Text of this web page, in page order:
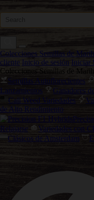
Colecciones Semillas de
cliente Inicio de sesión Iniciar
Colecciones Semillas de
Semillas Autoflorecientes
Lanzamientos
Ganadores
Cali Weed Variedades
de Alto Rendimiento
Relajarse
Variedades con
Clásicos de Amsterdam